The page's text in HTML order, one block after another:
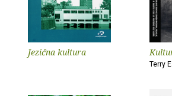
Jezična kultura
Terry